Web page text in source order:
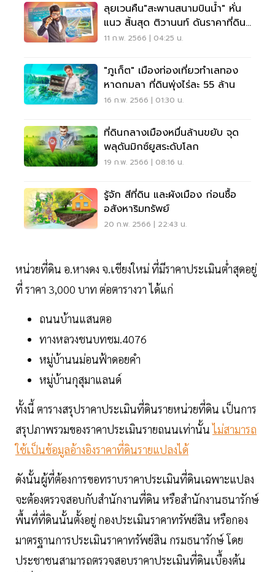
ลุยเวนคืน"สะพานสนามบินนํ้า" หั่น
แนว สิ้นสุด ติวานนท์ ดันราคาที่ดิน
พุ่ง
11 ก.พ. 2566 | 04:25 น.
"ภูเก็ต" เมืองท่องเที่ยวทำเลทอง
หาดกมลา ที่ดินพุ่งไร่ละ 55 ล้าน
16 ก.พ. 2566 | 01:30 น.
ที่ดินกลางเมืองหมื่นล้านขยับ จุด
พลุดันมิกซ์ยูสระดับโลก
19 ก.พ. 2566 | 08:16 น.
รู้จัก สีที่ดิน และผังเมือง ก่อนซื้อ
อสังหาริมทรัพย์
20 ก.พ. 2566 | 22:43 น.
หน่วยที่ดิน อ.หางดง จ.เชียงใหม่ ที่มีราคาประเมินต่ำสุดอยู่
ที่ ราคา 3,000 บาท ต่อตารางวา ได้แก่
ถนนบ้านแสนตอ
ทางหลวงชนบทชม.4076
หมู่บ้านนม่อนฟ้าดอยคำ
หมู่บ้านกุสุมาแลนด์
ทั้งนี้ ตารางสรุปราคาประเมินที่ดินรายหน่วยที่ดิน เป็นการ
สรุปภาพรวมของราคาประเมินรายถนนเท่านั้นไม่สามารถ
ใช้เป็นข้อมูลอ้างอิงราคาที่ดินรายแปลงได้
ดังนั้นผู้ที่ต้องการขอทราบราคาประเมินที่ดินเฉพาะแปลง
จะต้องตรวจสอบกับสำนักงานที่ดิน หรือสำนักงานธนารักษ์
พื้นที่ที่ดินนั้นตั้งอยู่ กองประเมินราคาทรัพย์สิน หรือกอง
มาตรฐานการประเมินราคาทรัพย์สิน กรมธนารักษ์ โดย
ประชาชนสามารถตรวจสอบราคาประเมินที่ดินเบื้องต้น